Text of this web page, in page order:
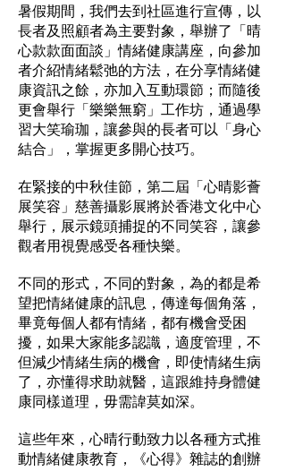
暑假期間，我們去到社區進行宣傳，以
長者及照顧者為主要對象，舉辦了「晴
心款款面面談」情緒健康講座，向參加
者介紹情緒鬆弛的方法，在分享情緒健
康資訊之餘，亦加入互動環節；而隨後
更會舉行「樂樂無窮」工作坊，通過學
習大笑瑜珈，讓參與的長者可以「身心
結合」，掌握更多開心技巧。
在緊接的中秋佳節，第二屆「心晴影薈
展笑容」慈善攝影展將於香港文化中心
舉行，展示鏡頭捕捉的不同笑容，讓參
觀者用視覺感受各種快樂。
不同的形式，不同的對象，為的都是希
望把情緒健康的訊息，傳達每個角落，
畢竟每個人都有情緒，都有機會受困
擾，如果大家能多認識，適度管理，不
但減少情緒生病的機會，即使情緒生病
了，亦懂得求助就醫，這跟維持身體健
康同樣道理，毋需諱莫如深。
這些年來，心晴行動致力以各種方式推
動情緒健康教育，《心得》雜誌的創辦